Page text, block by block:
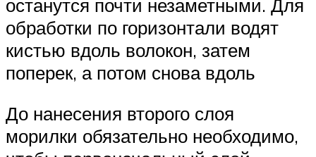
останутся почти незаметными. Для
обработки по горизонтали водят
кистью вдоль волокон, затем
поперек, а потом снова вдоль
До нанесения второго слоя
морилки обязательно необходимо,